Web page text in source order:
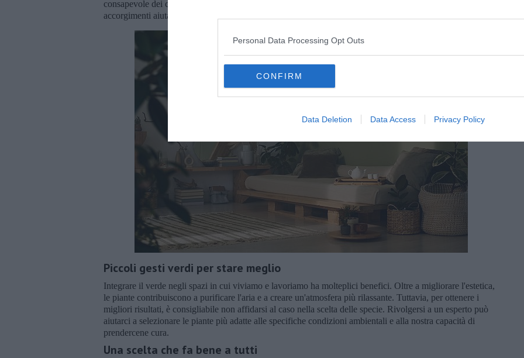
Personal Data Processing Opt Outs
CONFIRM
Data Deletion Data Access Privacy Policy
consapevole dei colori, qualche dettaglio in grado di restituire armonia. Anche in ambito
accorgimenti aiutano a creare spazi più vivibili, capaci di rispecchiare e valorizzare chi li vive ogni giorno.
Piccoli gesti verdi per stare meglio
Integrare il verde negli spazi in cui viviamo e lavoriamo ha molteplici benefici. Oltre a migliorare l'estetica,
le piante contribuiscono a purificare l'aria e a creare un'atmosfera più rilassante. Tuttavia, per ottenere i
migliori risultati, è consigliabile non affidarsi al caso nella scelta delle specie. Rivolgersi a un esperto può
aiutarci a selezionare le piante più adatte alle specifiche condizioni ambientali e alla nostra capacità di
prendercene cura.
Una scelta che fa bene a tutti